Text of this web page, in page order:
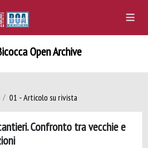
Open Archive
01 - Articolo su rivista
Confronto tra vecchie e